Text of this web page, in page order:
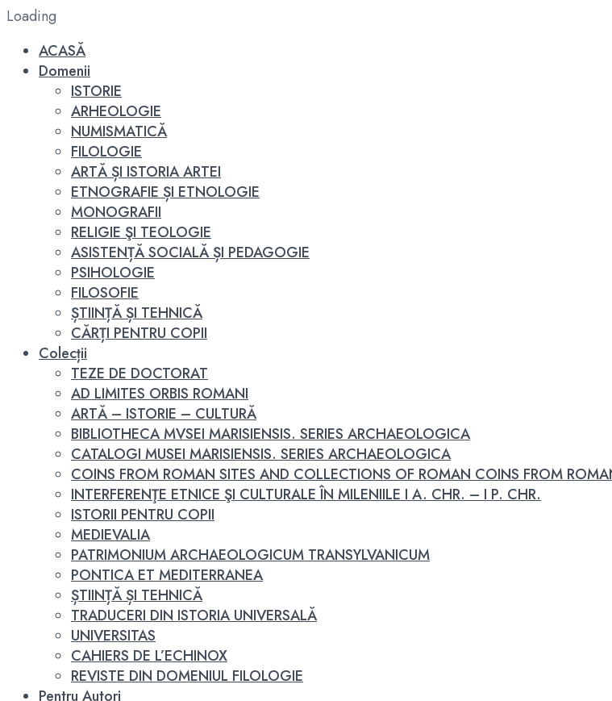
Loading
ACASĂ
Domenii
ISTORIE
ARHEOLOGIE
NUMISMATICĂ
FILOLOGIE
ARTĂ ȘI ISTORIA ARTEI
ETNOGRAFIE ȘI ETNOLOGIE
MONOGRAFII
RELIGIE ŞI TEOLOGIE
ASISTENȚĂ SOCIALĂ ȘI PEDAGOGIE
PSIHOLOGIE
FILOSOFIE
ȘTIINȚĂ ȘI TEHNICĂ
CĂRȚI PENTRU COPII
Colecții
TEZE DE DOCTORAT
AD LIMITES ORBIS ROMANI
ARTĂ – ISTORIE – CULTURĂ
BIBLIOTHECA MVSEI MARISIENSIS. SERIES ARCHAEOLOGICA
CATALOGI MUSEI MARISIENSIS. SERIES ARCHAEOLOGICA
COINS FROM ROMAN SITES AND COLLECTIONS OF ROMAN COINS FROM
INTERFERENŢE ETNICE ŞI CULTURALE ÎN MILENIILE I A. CHR. – I P. CHR.
ISTORII PENTRU COPII
MEDIEVALIA
PATRIMONIUM ARCHAEOLOGICUM TRANSYLVANICUM
PONTICA ET MEDITERRANEA
ȘTIINȚĂ ȘI TEHNICĂ
TRADUCERI DIN ISTORIA UNIVERSALĂ
UNIVERSITAS
CAHIERS DE L’ECHINOX
REVISTE DIN DOMENIUL FILOLOGIE
Pentru Autori